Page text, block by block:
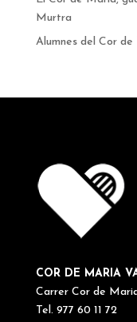
Murtra
Alumnes del Cor
COR DE MARIA
Carrer Cor de
Tel. 977 60 11 72